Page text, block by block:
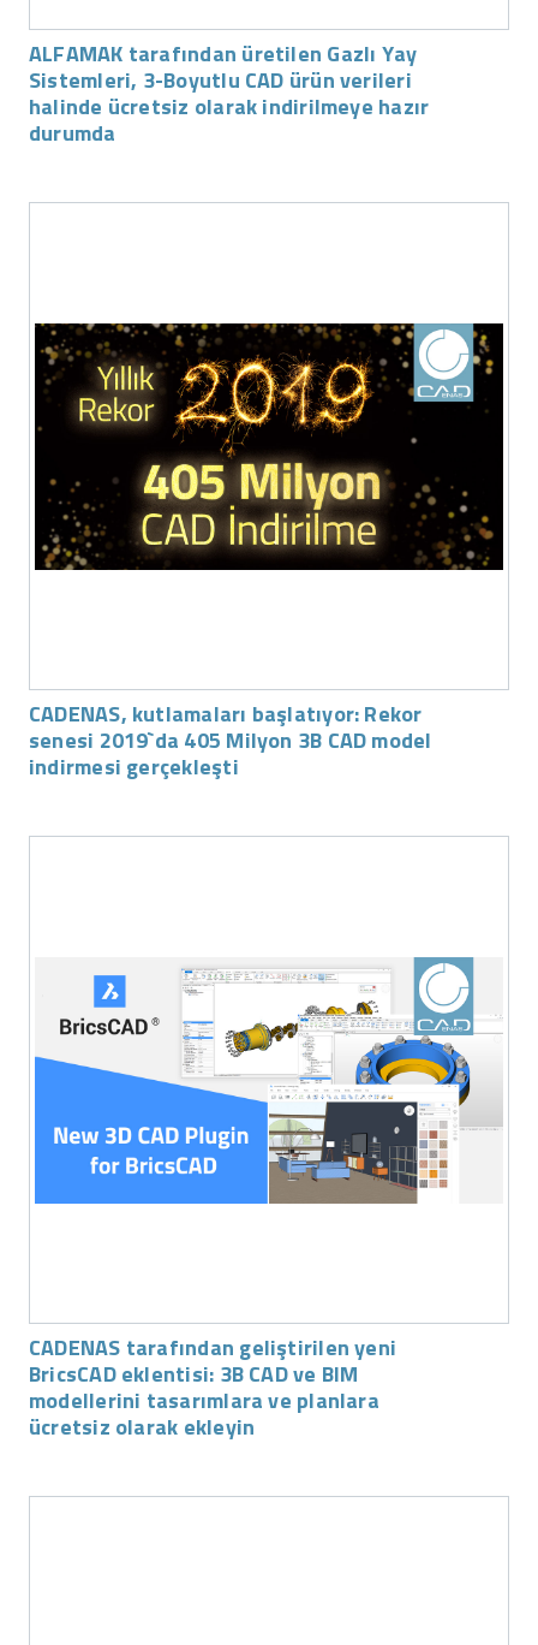
ALFAMAK tarafından üretilen Gazlı Yay
Sistemleri, 3-Boyutlu CAD ürün verileri
halinde ücretsiz olarak indirilmeye hazır
durumda
CADENAS, kutlamaları başlatıyor: Rekor
senesi 2019`da 405 Milyon 3B CAD model
indirmesi gerçekleşti
CADENAS tarafından geliştirilen yeni
BricsCAD eklentisi: 3B CAD ve BIM
modellerini tasarımlara ve planlara
ücretsiz olarak ekleyin